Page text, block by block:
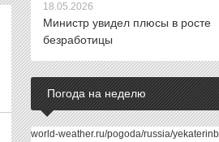
18.05.2026
Министр увидел плюсы в росте
безработицы
Погода на неделю